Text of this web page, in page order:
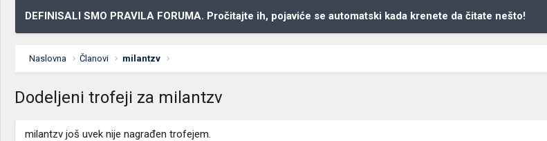
DEFINISALI SMO PRAVILA FORUMA. Pročitajte ih, pojaviće se automatski kada krenete da čitate nešto!
Naslovna Članovi milantzv
Dodeljeni trofeji za milantzv
milantzv još uvek nije nagrađen trofejem.